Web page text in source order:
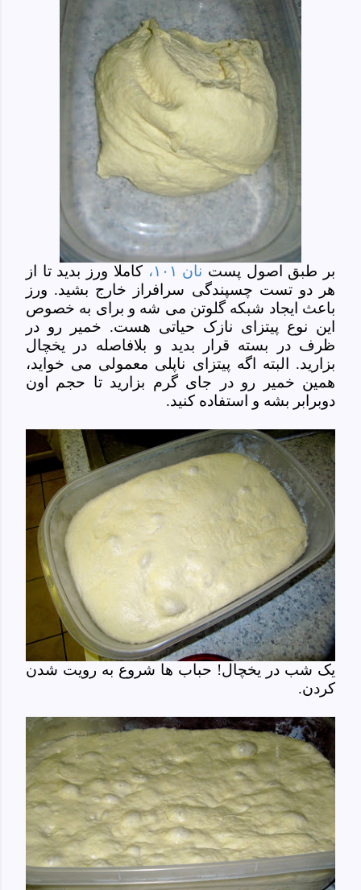
بر طبق اصول پست نان ۱۰۱،
کاملا ورز بدید تا از
هر دو تست چسپندگی سرافراز خارج بشید. ورز
باعث ایجاد شبکه گلوتن می شه و برای به خصوص
این نوع پیتزای نازک حیاتی هست. خمیر رو در
ظرف در بسته قرار بدید و بلافاصله در یخچال
بزارید. البته اگه پیتزای ناپلی معمولی می خواید،
همین خمیر رو در جای گرم بزارید تا حجم اون
دوبرابر بشه و استفاده کنید.
یک شب در یخچال! حباب ها شروع به رویت شدن
کردن.